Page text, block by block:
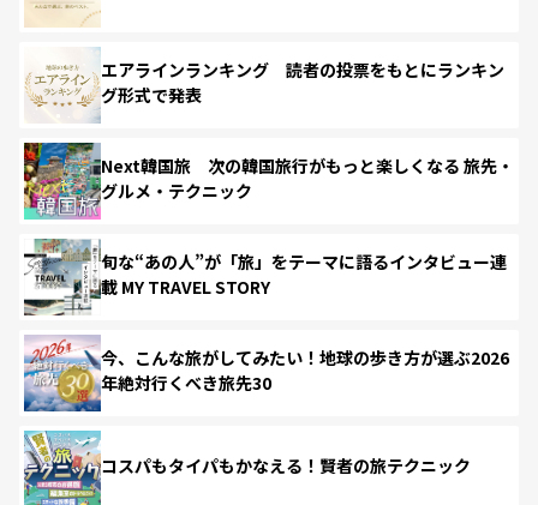
エアラインランキング 読者の投票をもとにランキン
グ形式で発表
Next韓国旅 次の韓国旅行がもっと楽しくなる 旅先・
グルメ・テクニック
旬な“あの人”が「旅」をテーマに語るインタビュー連
載 MY TRAVEL STORY
今、こんな旅がしてみたい！地球の歩き方が選ぶ2026
年絶対行くべき旅先30
コスパもタイパもかなえる！賢者の旅テクニック